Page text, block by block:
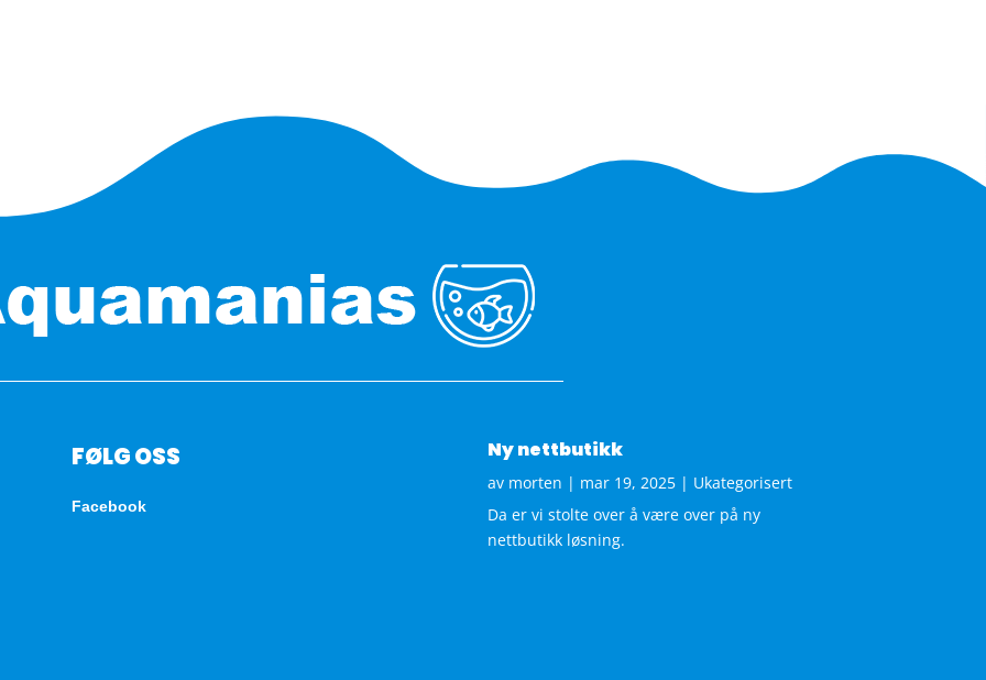
FØLG OSS
Facebook
Ny nettbutikk
av morten | mar 19, 2025| Ukategorisert
Da er vi stolte over å være over på ny
nettbutikk løsning.